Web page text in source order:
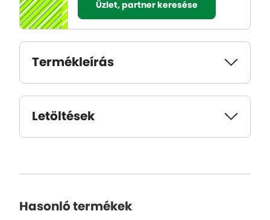
Üzlet, partner keresése
Termékleírás
Letöltések
Hasonló termékek